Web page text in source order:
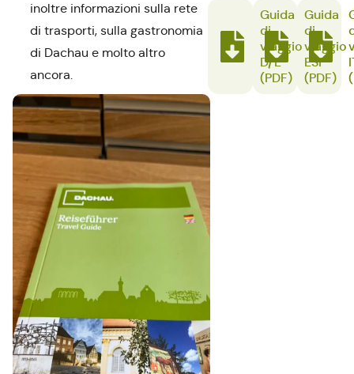
inoltre informazioni sulla rete
di trasporti, sulla gastronomia
di Dachau e molto altro
ancora.
Guida
di
viaggio
D/E
(PDF)
Guida
di
viaggio
ESP
(PDF)